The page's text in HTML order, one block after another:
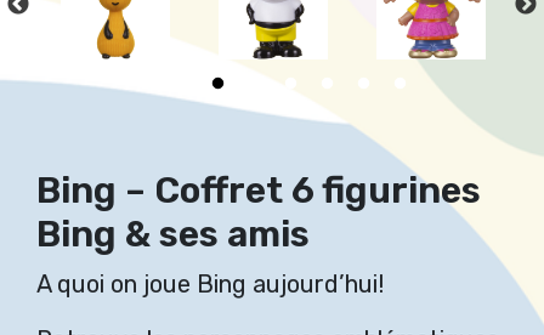
Bing – Coffret 6 figurines
Bing & ses amis
A quoi on joue Bing aujourd’hui!